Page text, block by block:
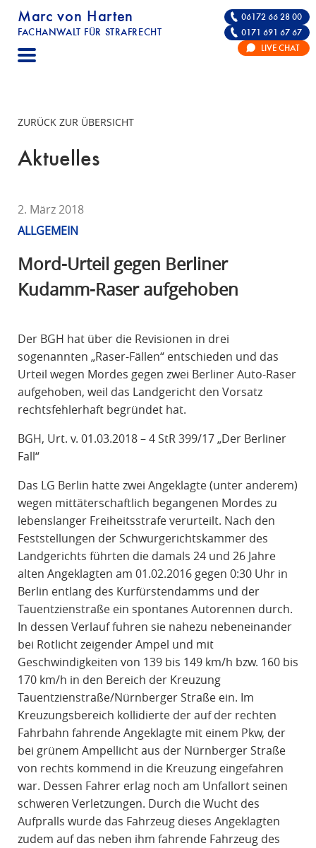
Marc von Harten
FACHANWALT FÜR STRAFRECHT
STRAFRECHT | RECHTSANWALT FÜR DIE
06172 66 28 00
0171 691 67 67
LIVE CHAT
ZURÜCK ZUR ÜBERSICHT
Aktuelles
2. März 2018
ALLGEMEIN
Mord-Urteil gegen Berliner
Kudamm-Raser aufgehoben
Der BGH hat über die Revisionen in drei
sogenannten „Raser-Fällen“ entschieden und das
Urteil wegen Mordes gegen zwei Berliner Auto-Raser
aufgehoben, weil das Landgericht den Vorsatz
rechtsfehlerhaft begründet hat.
BGH, Urt. v. 01.03.2018 – 4 StR 399/17 „Der Berliner
Fall“
Das LG Berlin hatte zwei Angeklagte (unter anderem)
wegen mittäterschaftlich begangenen Mordes zu
lebenslanger Freiheitsstrafe verurteilt. Nach den
Feststellungen der Schwurgerichtskammer des
Landgerichts führten die damals 24 und 26 Jahre
alten Angeklagten am 01.02.2016 gegen 0:30 Uhr in
Berlin entlang des Kurfürstendamms und der
Tauentzienstraße ein spontanes Autorennen durch.
In dessen Verlauf fuhren sie nahezu nebeneinander
bei Rotlicht zeigender Ampel und mit
Geschwindigkeiten von 139 bis 149 km/h bzw. 160 bis
170 km/h in den Bereich der Kreuzung
Tauentzienstraße/Nürnberger Straße ein. Im
Kreuzungsbereich kollidierte der auf der rechten
Fahrbahn fahrende Angeklagte mit einem Pkw, der
bei grünem Ampellicht aus der Nürnberger Straße
von rechts kommend in die Kreuzung eingefahren
war. Dessen Fahrer erlag noch am Unfallort seinen
schweren Verletzungen. Durch die Wucht des
Aufpralls wurde das Fahrzeug dieses Angeklagten
zudem auf das neben ihm fahrende Fahrzeug des